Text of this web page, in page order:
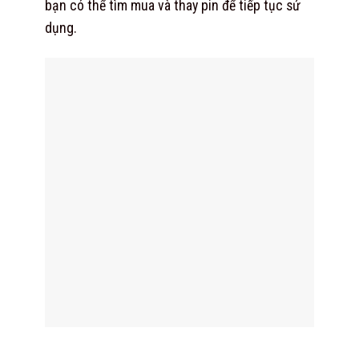
bạn có thể tìm mua và thay pin để tiếp tục sử
dụng.